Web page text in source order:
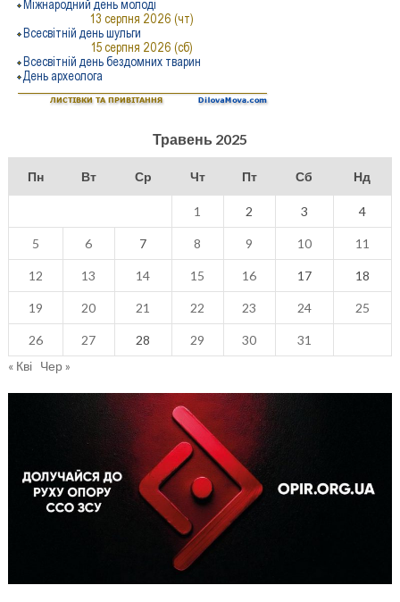
Травень 2025
Пн Вт Ср Чт Пт Сб Нд
1 2 3 4
5 6 7 8 9 10 11
12 13 14 15 16 17 18
19 20 21 22 23 24 25
26 27 28 29 30
31
« Кві Чер »